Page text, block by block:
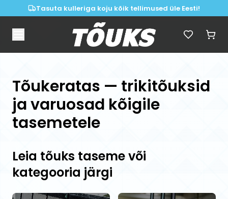
Tasuta kulleriga koju kõik tellimused üle Eesti!
Tõukeratas — trikitõuksid
ja varuosad kõigile
tasemetele
Leia tõuks taseme või
kategooria järgi